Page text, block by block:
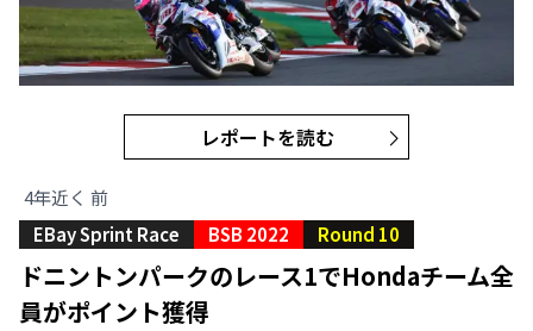
レポートを読む
4年近く 前
EBay Sprint Race
BSB 2022 Round 10
ドニントンパークのレース1でHondaチーム全
員がポイント獲得